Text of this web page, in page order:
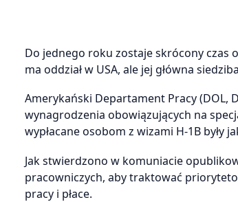
Do jednego roku zostaje skrócony
ma oddział w USA, ale jej główna
Amerykański Departament Pracy
wynagrodzenia obowiązujących na
wypłacane osobom z wizami H-1B
Jak stwierdzono w komuniacie
pracowniczych, aby traktować
pracy i płace.